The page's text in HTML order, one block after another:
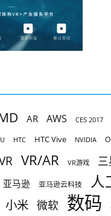
AR AWS CES 2017
HTC HTC Vive NVIDIA
VR/AR VR游戏 三
亚马逊 亚马逊云科技 人
小米 微软 数码